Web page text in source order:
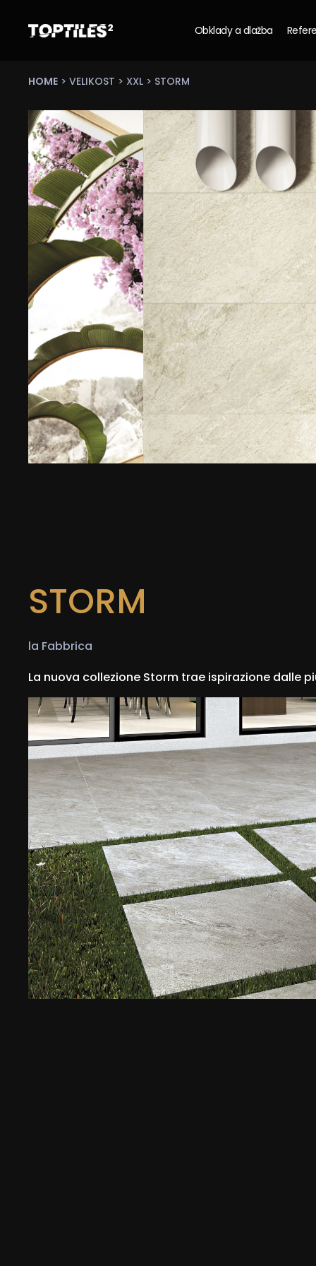
s.r.o.
Obklady a dlažba
HOME > VELIKOST > XXL > STORM
STORM
la Fabbrica
La nuova collezione Storm trae ispirazione dalle